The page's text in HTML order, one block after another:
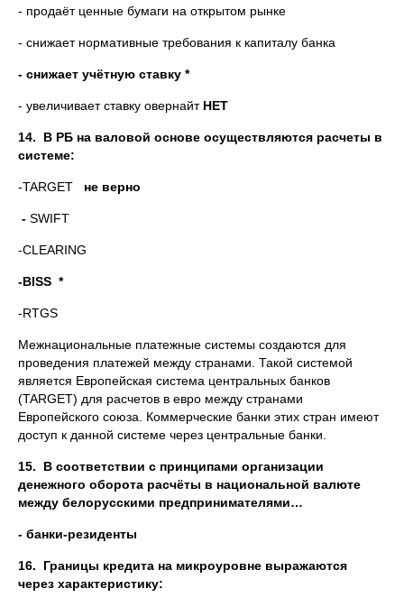
- продаёт ценные бумаги на открытом рынке
- снижает нормативные требования к капиталу банка
- снижает учётную ставку *
- увеличивает ставку овернайт НЕТ
14. В РБ на валовой основе осуществляются расчеты в
системе:
-TARGET не верно
- SWIFT
-CLEARING
-BISS *
-RTGS
Межнациональные платежные системы создаются для
проведения платежей между странами. Такой системой
является Европейская система центральных банков
(TARGET) для расчетов в евро между странами
Европейского союза. Коммерческие банки этих стран имеют
доступ к данной системе через центральные банки.
15. В соответствии с принципами организации
денежного оборота расчёты в национальной валюте
между белорусскими предпринимателями…
- банки-резиденты
16. Границы кредита на микроуровне выражаются
через характеристику: